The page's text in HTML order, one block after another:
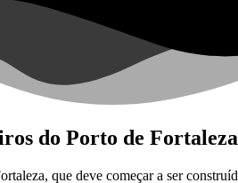
do Porto de
que deve começar a ser